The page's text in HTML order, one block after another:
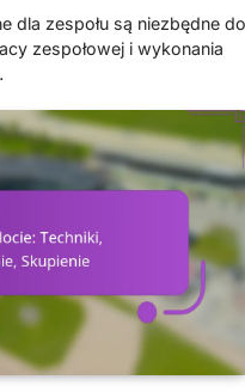
dla zespołu są niezbędne do
zespołowej i wykonania